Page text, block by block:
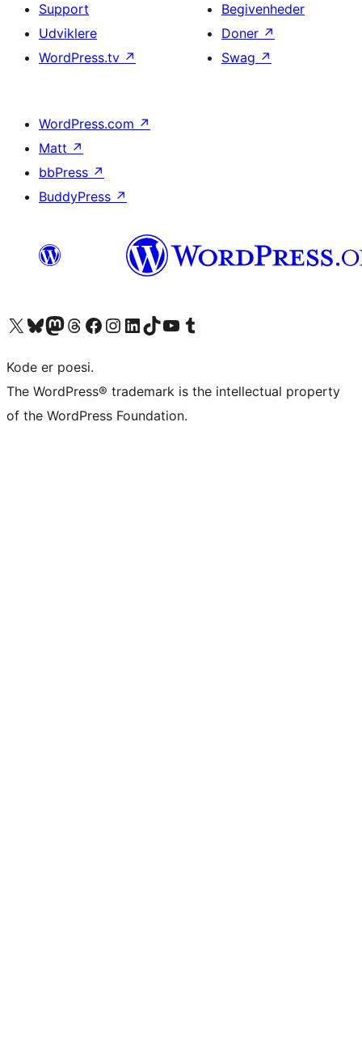
Support
Udviklere
WordPress.tv ↗
Begivenheder
Doner ↗
Swag ↗
WordPress.com ↗
Matt ↗
bbPress ↗
BuddyPress ↗
Besøg vores X (tidligere Twitter) konto
Besøg vores Bluesky-konto
Besøg vores Mastodon konto
Besøg vores Threads-konto
Besøg vores Facebook sideBesøg vores Instagram konto
Besøg vores LinkedIn konto
Besøg vores TikTok-konto
Besøg vores YouTube-kanalBesøg vores Tumblr-konto
Kode er poesi.
The WordPress® trademark is the intellectual property
of the WordPress Foundation.